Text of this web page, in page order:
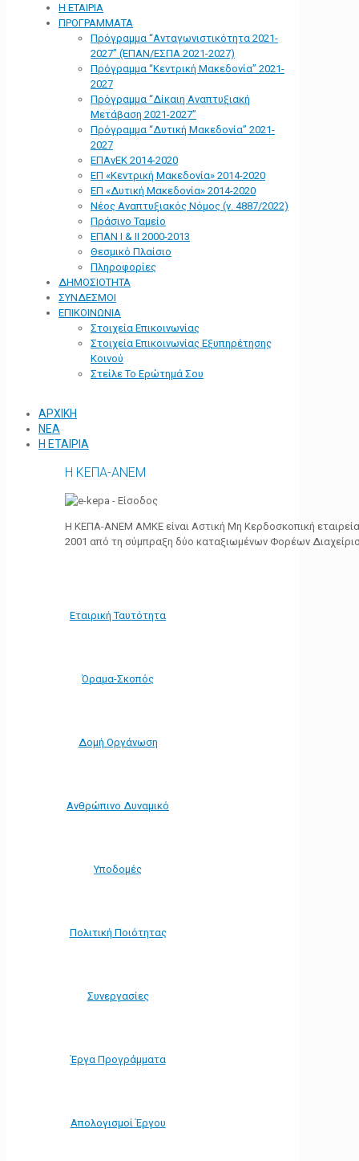
Η ΕΤΑΙΡΙΑ
ΠΡΟΓΡΑΜΜΑΤΑ
Πρόγραμμα “Ανταγωνιστικότητα 2021-
2027” (ΕΠΑΝ/ΕΣΠΑ 2021-2027)
Πρόγραμμα “Κεντρική Μακεδονία” 2021-
2027
Πρόγραμμα “Δίκαιη Αναπτυξιακή
Μετάβαση 2021-2027”
Πρόγραμμα “Δυτική Μακεδονία” 2021-
2027
ΕΠΑνΕΚ 2014-2020
ΕΠ «Kεντρική Μακεδονία» 2014-2020
ΕΠ «Δυτική Μακεδονία» 2014-2020
Νέος Αναπτυξιακός Νόμος (ν. 4887/2022)
Πράσινο Ταμείο
ΕΠΑΝ Ι & ΙΙ 2000-2013
Θεσμικό Πλαίσιο
Πληροφορίες
ΔΗΜΟΣΙΟΤΗΤΑ
ΣΥΝΔΕΣΜΟΙ
ΕΠΙΚΟΙΝΩΝΙΑ
Στοιχεία Επικοινωνίας
Στοιχεία Επικοινωνίας Εξυπηρέτησης
Κοινού
Στείλε Το Ερώτημά Σου
ΑΡΧΙΚΗ
ΝΕΑ
Η ΕΤΑΙΡΙΑ
Η ΚΕΠΑ-ΑΝΕΜ
Η ΚΕΠΑ-ΑΝΕΜ ΑΜΚΕ είναι Αστική Μη Κερδοσκοπική
2001 από τη σύμπραξη δύο καταξιωμένων Φορέων
Εταιρική Ταυτότητα
Όραμα-Σκοπός
Δομή Οργάνωση
Ανθρώπινο Δυναμικό
Υποδομές
Πολιτική Ποιότητας
Συνεργασίες
Έργα Προγράμματα
Απολογισμοί Έργου